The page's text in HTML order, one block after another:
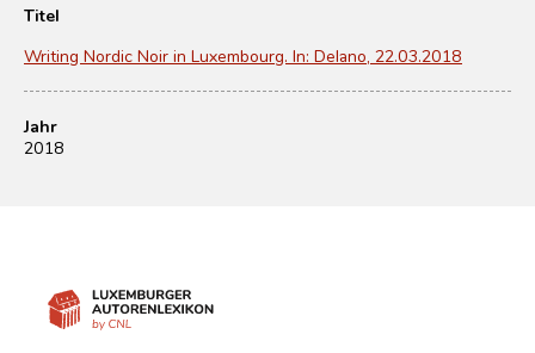
Titel
Writing Nordic Noir in Luxembourg. In: Delano, 22.03.2018
Jahr
2018